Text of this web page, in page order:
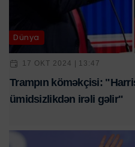
Dünya
17 OKT 2024 | 13:47
Trampın köməkçisi:
ümidsizlikdən irəli gəlir"